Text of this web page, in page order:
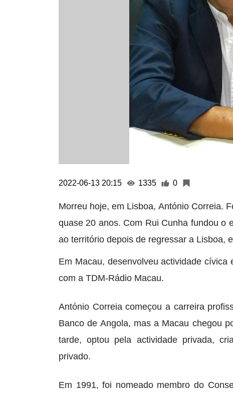
2022-06-13 20:15 1335 0
Morreu hoje, em Lisboa, António Correia.
quase 20 anos. Com Rui Cunha fundou o
ao território depois de regressar a Lisboa,
Em Macau, desenvolveu actividade
com a TDM-Rádio Macau.
António Correia começou a carreira
Banco de Angola, mas a Macau chegou
tarde, optou pela actividade privada,
privado.
Em 1991, foi nomeado membro do